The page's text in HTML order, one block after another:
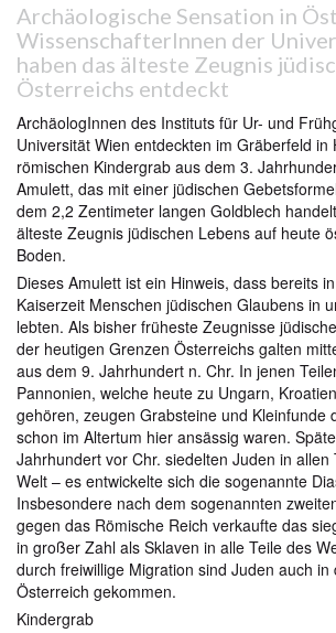
Archäologische Sensation in
WissenschafterInnen der
haben das älteste Zeugnis
Österreichs entdeckt
ArchäologInnen des Instituts für Ur- und
Universität Wien entdeckten im Gräberfeld in
römischen Kindergrab aus dem 3.
Amulett, das mit einer jüdischen
dem 2,2 Zentimeter langen Goldblech
älteste Zeugnis jüdischen Lebens auf heute
Boden.
Dieses Amulett ist ein Hinweis, dass bereits
Kaiserzeit Menschen jüdischen Glaubens in
lebten. Als bisher früheste Zeugnisse
der heutigen Grenzen Österreichs galten
aus dem 9. Jahrhundert n. Chr. In jenen
Pannonien, welche heute zu Ungarn,
gehören, zeugen Grabsteine und Kleinfunde
schon im Altertum hier ansässig waren.
Jahrhundert vor Chr. siedelten Juden in allen
Welt – es entwickelte sich die sogenannte
Insbesondere nach dem sogenannten
gegen das Römische Reich verkaufte das
in großer Zahl als Sklaven in alle Teile des
durch freiwillige Migration sind Juden auch in
Österreich gekommen.
Kindergrab